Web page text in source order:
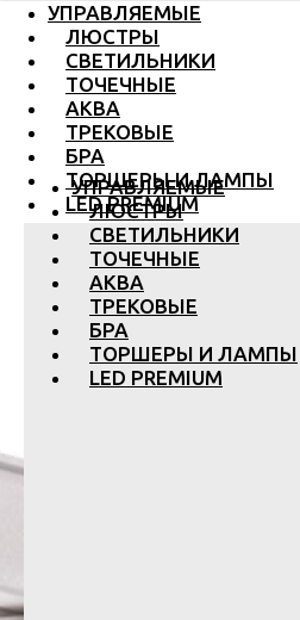
УПРАВЛЯЕМЫЕ
ЛЮСТРЫ
СВЕТИЛЬНИКИ
ТОЧЕЧНЫЕ
АКВА
ТРЕКОВЫЕ
БРА
ТОРШЕРЫ И ЛАМПЫ
LED PREMIUM
УПРАВЛЯЕМЫЕ
ЛЮСТРЫ
СВЕТИЛЬНИКИ
ТОЧЕЧНЫЕ
АКВА
ТРЕКОВЫЕ
БРА
ТОРШЕРЫ И ЛАМПЫ
LED PREMIUM